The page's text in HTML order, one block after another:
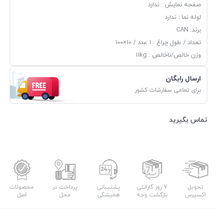
صفحه نمایش : ندارد
لوله نما : ندارد
برند: CAN
تعداد / طول چراغ : 1 عدد / 10×100
وزن خالص/ناخالص : 11kg
ارسال رایگان
برای تمامی سفارشات کشور
تماس بگیرید
تحویل
اکسپرس
7 روز گارانتی
بازگشت وجه
پشتیبانی
همیشگی
پرداخت در
محل
محصولات
اصل